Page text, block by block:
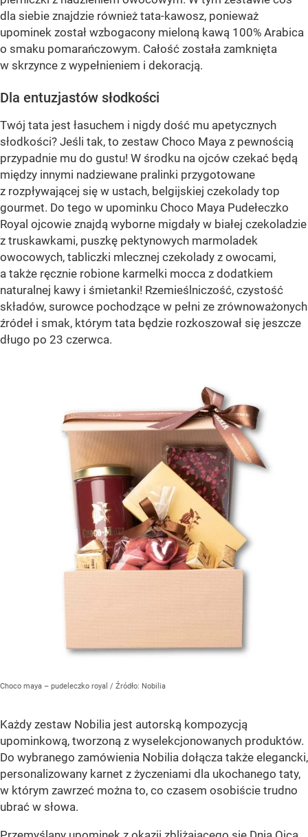
dla siebie znajdzie również tata-kawosz, ponieważ
upominek został wzbogacony mieloną kawą 100% Arabica
o smaku pomarańczowym. Całość została zamknięta
w skrzynce z wypełnieniem i dekoracją.
Dla entuzjastów słodkości
Twój tata jest łasuchem i nigdy dość mu apetycznych
słodkości? Jeśli tak, to zestaw Choco Maya z pewnością
przypadnie mu do gustu! W środku na ojców czekać będą
między innymi nadziewane pralinki przygotowane
z rozpływającej się w ustach, belgijskiej czekolady top
gourmet. Do tego w upominku Choco Maya Pudełeczko
Royal ojcowie znajdą wyborne migdały w białej czekoladzie
z truskawkami, puszkę pektynowych marmoladek
owocowych, tabliczki mlecznej czekolady z owocami,
a także ręcznie robione karmelki mocca z dodatkiem
naturalnej kawy i śmietanki! Rzemieślniczość, czystość
składów, surowce pochodzące w pełni ze zrównoważonych
źródeł i smak, którym tata będzie rozkoszował się jeszcze
długo po 23 czerwca.
Choco maya – pudeleczko royal / Źródło: Nobilia
Każdy zestaw Nobilia jest autorską kompozycją
upominkową, tworzoną z wyselekcjonowanych produktów.
Do wybranego zamówienia Nobilia dołącza także elegancki,
personalizowany karnet z życzeniami dla ukochanego taty,
w którym zawrzeć można to, co czasem osobiście trudno
ubrać w słowa.